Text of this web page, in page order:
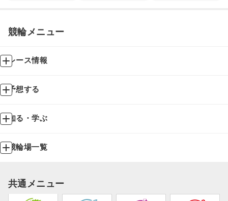
競輪メニュー
レース情報
予想する
知る・学ぶ
競輪場一覧
共通メニュー